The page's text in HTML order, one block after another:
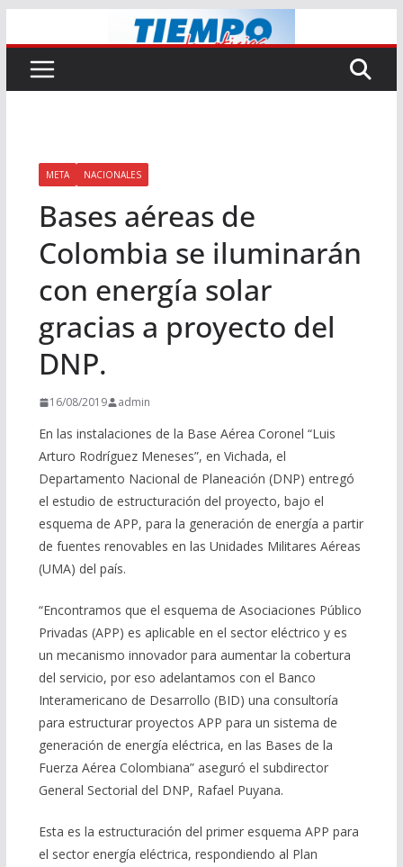
al
contenido
META NACIONALES
Bases aéreas de
Colombia se iluminarán
con energía solar
gracias a proyecto del
DNP.
16/08/2019 admin
En las instalaciones de la Base Aérea Coronel “Luis
Arturo Rodríguez Meneses”, en Vichada, el
Departamento Nacional de Planeación (DNP) entregó
el estudio de estructuración del proyecto, bajo el
esquema de APP, para la generación de energía a partir
de fuentes renovables en las Unidades Militares Aéreas
(UMA) del país.
“Encontramos que el esquema de Asociaciones Público
Privadas (APP) es aplicable en el sector eléctrico y es
un mecanismo innovador para aumentar la cobertura
del servicio, por eso adelantamos con el Banco
Interamericano de Desarrollo (BID) una consultoría
para estructurar proyectos APP para un sistema de
generación de energía eléctrica, en las Bases de la
Fuerza Aérea Colombiana” aseguró el subdirector
General Sectorial del DNP, Rafael Puyana.
Esta es la estructuración del primer esquema APP para
el sector energía eléctrica, respondiendo al Plan